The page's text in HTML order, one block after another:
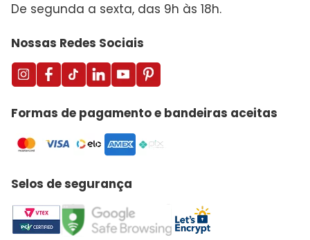
De segunda a sexta, das 9h às 18h.
Nossas Redes Sociais
Formas de pagamento e bandeiras aceitas
Selos de segurança